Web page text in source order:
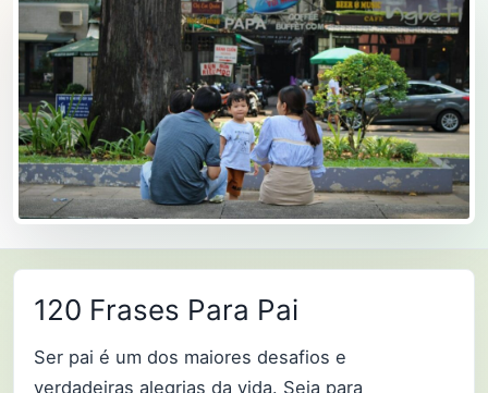
120 Frases Para Pai
Ser pai é um dos maiores desafios e
verdadeiras alegrias da vida. Seja para